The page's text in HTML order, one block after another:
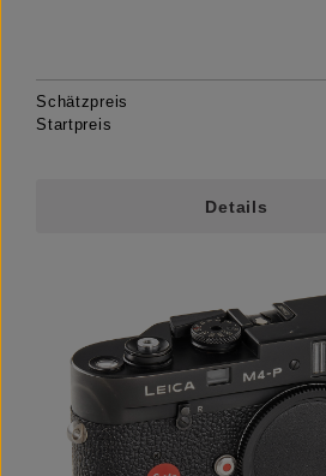
Schätzpreis
Startpreis
Details